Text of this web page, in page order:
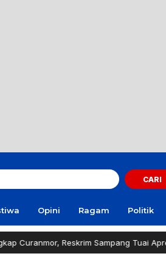
CARI
Opini Ragam Politik
Reskrim Sampang Tuai Apresiasi